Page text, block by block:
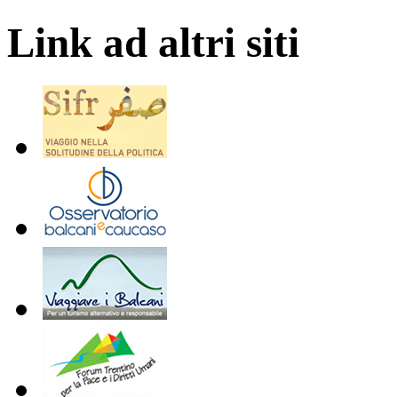
Link ad altri siti